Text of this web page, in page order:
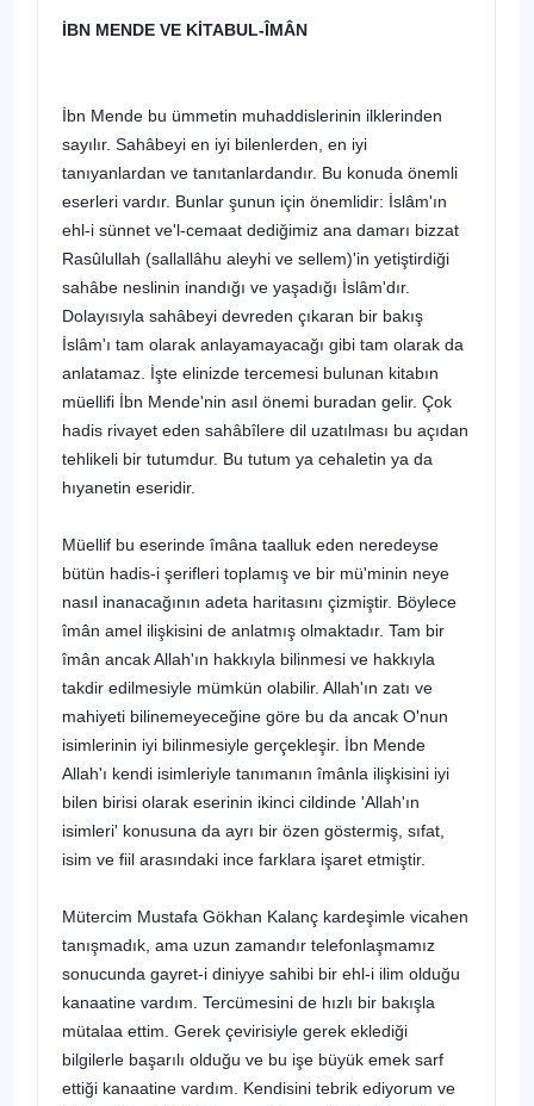
İBN MENDE VE KİTABUL-ÎMÂN
İbn Mende bu ümmetin muhaddislerinin ilklerinden
sayılır. Sahâbeyi en iyi bilenlerden, en iyi
tanıyanlardan ve tanıtanlardandır. Bu konuda önemli
eserleri vardır. Bunlar şunun için önemlidir: İslâm'ın
ehl-i sünnet ve'l-cemaat dediğimiz ana damarı bizzat
Rasûlullah (sallallâhu aleyhi ve sellem)'in yetiştirdiği
sahâbe neslinin inandığı ve yaşadığı İslâm'dır.
Dolayısıyla sahâbeyi devre­den çıkaran bir bakış
İslâm'ı tam olarak anlayamayacağı gibi tam olarak da
anlatamaz. İşte elinizde tercemesi bulunan kitabın
müellifi İbn Mende'nin asıl önemi buradan gelir. Çok
hadis rivayet eden sahâbîlere dil uzatılması bu açı­dan
tehlikeli bir tutumdur. Bu tutum ya cehaletin ya da
hıyanetin eseridir.
Müellif bu eserinde îmâna taalluk eden neredeyse
bütün hadis-i şerifleri toplamış ve bir mü'minin neye
nasıl inanacağının adeta haritasını çizmiştir. Böylece
îmân amel ilişkisini de anlatmış olmaktadır. Tam bir
îmân ancak Allah'ın hakkıyla bilinmesi ve hakkıyla
takdir edilmesiyle mümkün olabilir. Allah'ın zatı ve
mahiyeti bilinemeyeceğine göre bu da ancak O'nun
isimleri­nin iyi bilinmesiyle gerçekleşir. İbn Mende
Allah'ı kendi isimleriyle tanımanın îmânla ilişkisini iyi
bilen birisi olarak eserinin ikinci cildinde 'Allah'ın
isimleri' konusuna da ayrı bir özen göstermiş, sıfat,
isim ve fiil arasındaki ince farklara işaret etmiştir.
Mütercim Mustafa Gökhan Kalanç kardeşimle vicahen
tanışmadık, ama uzun zamandır telefonlaşmamız
sonucunda gayret-i diniyye sahibi bir ehl-i ilim olduğu
kanaatine vardım. Tercümesini de hızlı bir bakışla
mütalaa et­tim. Gerek çevirisiyle gerek eklediği
bilgilerle başarılı olduğu ve bu işe büyük emek sarf
ettiği kanaatine vardım. Kendisini tebrik ediyorum ve